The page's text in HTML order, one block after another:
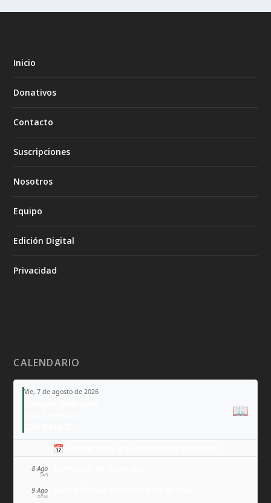
Inicio
Donativos
Contacto
Suscripciones
Nosotros
Equipo
Edición Digital
Privacidad
CALENDARIO
Vie, 7 de agosto de 2026
📖
📅 Añade todo a tu calendario personal
8 Ago
SÁB
9 Ago
DOM